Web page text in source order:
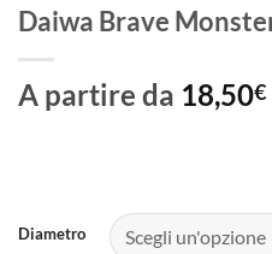
Daiwa Brave
A partire da 18,50€
Diametro